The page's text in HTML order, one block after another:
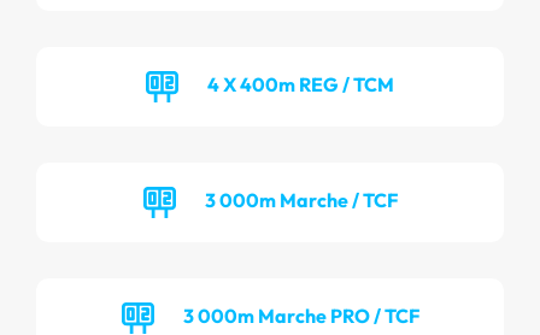
4 X 400m REG / TCM
3 000m Marche / TCF
3 000m Marche PRO / TCF